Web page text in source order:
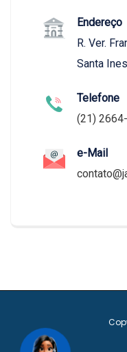
Endereço
R. Ver.
Santa
Telefone
(21)
e-Mail